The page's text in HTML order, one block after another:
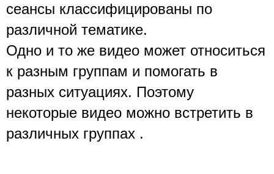
сеансы классифицированы по
различной тематике.
Одно и то же видео может относиться
к разным группам и помогать в
разных ситуациях. Поэтому
некоторые видео можно встретить в
различных группах .